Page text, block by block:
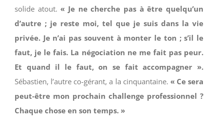
solide atout.« Je ne cherche pas à être quelqu’un
d’autre ; je reste moi, tel que je suis dans la vie
privée. Je n’ai pas souvent à monter le ton ; s’il le
faut, je le fais. La négociation ne me fait pas peur.
Et quand il le faut, on se fait accompagner ».
Sébastien, l’autre co-gérant, a la cinquantaine. « Ce sera
peut-être mon prochain challenge professionnel ?
Chaque chose en son temps. »